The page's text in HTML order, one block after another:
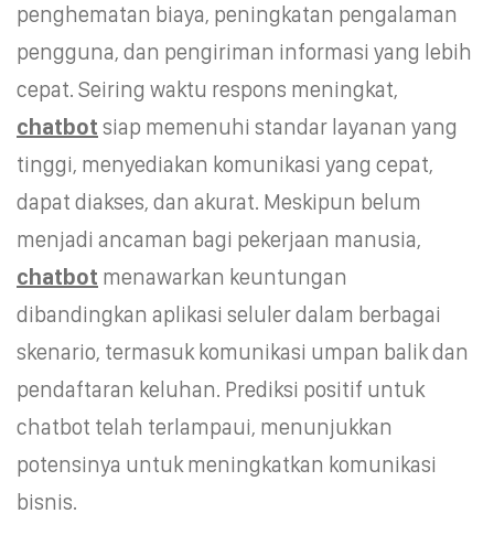
penghematan biaya, peningkatan pengalaman
pengguna, dan pengiriman informasi yang lebih
cepat. Seiring waktu respons meningkat,
chatbot siap memenuhi standar layanan yang
tinggi, menyediakan komunikasi yang cepat,
dapat diakses, dan akurat. Meskipun belum
menjadi ancaman bagi pekerjaan manusia,
chatbot menawarkan keuntungan
dibandingkan aplikasi seluler dalam berbagai
skenario, termasuk komunikasi umpan balik dan
pendaftaran keluhan. Prediksi positif untuk
chatbot telah terlampaui, menunjukkan
potensinya untuk meningkatkan komunikasi
bisnis.